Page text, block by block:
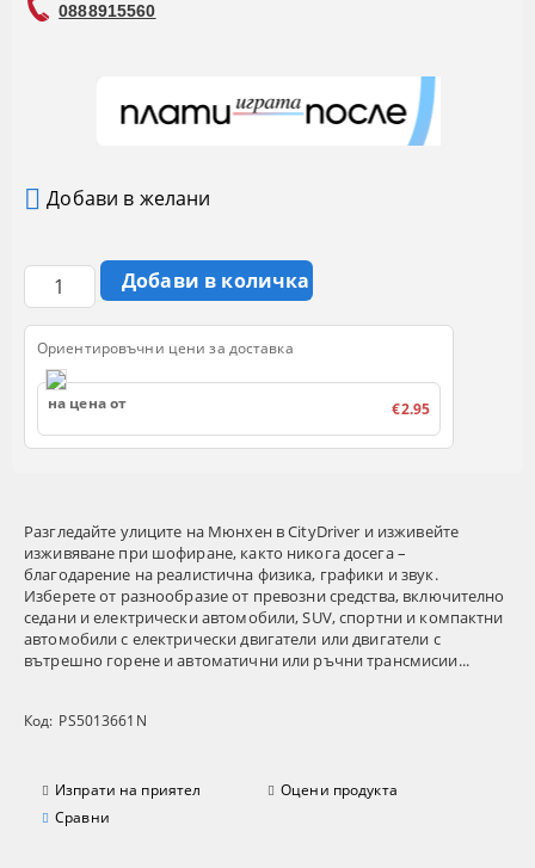
Разгледайте улиците на Мюнхен в CityDriver и изживейте
изживяване при шофиране, както никога досега –
благодарение на реалистична физика, графики и звук.
Изберете от разнообразие от превозни средства, включително
седани и електрически автомобили, SUV, спортни и компактни
автомобили с електрически двигатели или двигатели с
вътрешно горене и автоматични или ръчни трансмисии...
Код: PS5013661N
Изпрати на приятел
Оцени продукта
Сравни
0888915560
Добави в желани
Ориентировъчни цени за доставка
на цена от €2.95